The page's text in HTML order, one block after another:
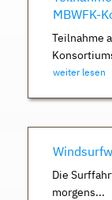
MBWFK-
Teilnahme
weiter lesen
Die
morgens...